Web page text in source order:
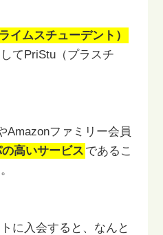
イムスチューデント）
てPriStu（プラスチ
Amazonファミリー会員
高いサービス であるこ
に入会すると、なんと